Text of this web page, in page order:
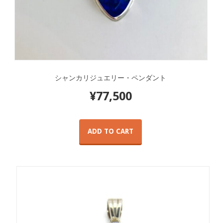
シャンカリジュエリー・ペンダント
¥77,500
ADD TO CART